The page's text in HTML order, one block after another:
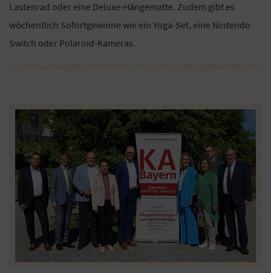
Lastenrad oder eine Deluxe-Hängematte. Zudem gibt es
wöchentlich Sofortgewinne wie ein Yoga-Set, eine Nintendo
Switch oder Polaroid-Kameras.